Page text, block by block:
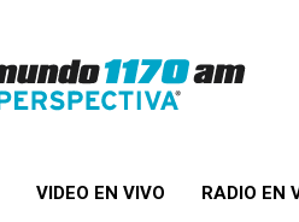
VIDEO EN VIVO RADIO EN